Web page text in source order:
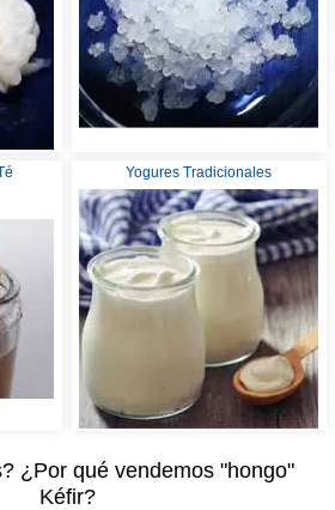
Yogures Tradicionales
¿Por qué vendemos "hongo"
Kéfir?